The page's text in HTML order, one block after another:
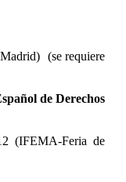
(se requiere
de Derechos
(IFEMA-Feria de